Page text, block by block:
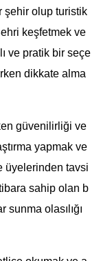
şehir olup turistik
keşfetmek ve
ve pratik bir seçe
dikkate alma
güvenilirliği ve
yapmak ve
üyelerinden tavsi
sahip olan b
olasılığı